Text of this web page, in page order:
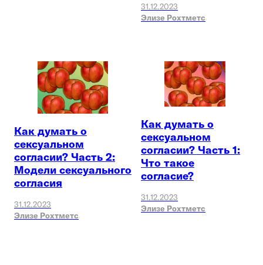
31.12.2023
Элизе Рохтметс
Как думать о
сексуальном
согласии? Часть 2:
Модели сексуального
согласия
31.12.2023
Элизе Рохтметс
Как думать о
сексуальном
согласии? Часть 1:
Что такое
согласие?
31.12.2023
Элизе Рохтметс